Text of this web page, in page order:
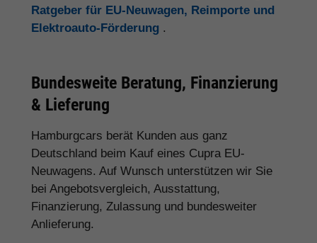
Ratgeber für EU-Neuwagen, Reimporte und
Elektroauto-Förderung .
Bundesweite Beratung, Finanzierung
& Lieferung
Hamburgcars berät Kunden aus ganz
Deutschland beim Kauf eines Cupra EU-
Neuwagens. Auf Wunsch unterstützen wir Sie
bei Angebotsvergleich, Ausstattung,
Finanzierung, Zulassung und bundesweiter
Anlieferung.